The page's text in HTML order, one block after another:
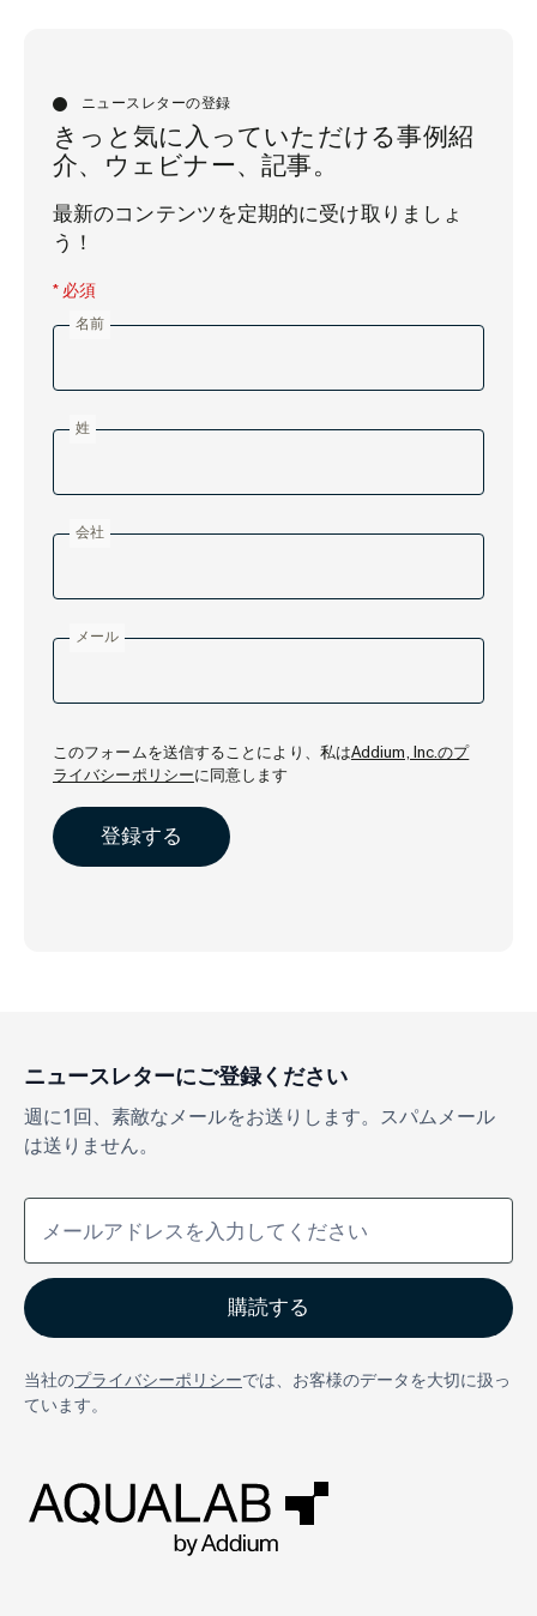
ニュースレターの登録
きっと気に入っていただける事例紹
介、ウェビナー、記事。
最新のコンテンツを定期的に受け取りましょ
う！
* 必須
名前
姓
会社
メール
このフォームを送信することにより、私はAddium, Inc.のプ
ライバシーポリシーに同意します
ニュースレターにご登録ください
週に1回、素敵なメールをお送りします。スパムメール
は送りません。
当社のプライバシーポリシーでは、お客様のデータを大切に扱っ
ています。